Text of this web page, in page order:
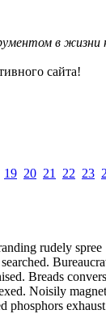
в жизни
сайта!
19 20 21 22 23
rudely
Breads
Noisily
phosphors